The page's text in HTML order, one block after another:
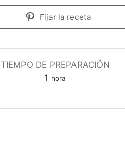
Fijar la receta
TIEMPO DE PREPARACIÓN
1 hora